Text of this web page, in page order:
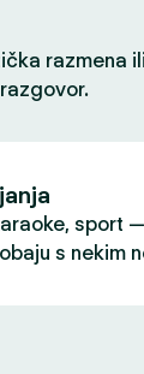
razmena
sport
s nekim